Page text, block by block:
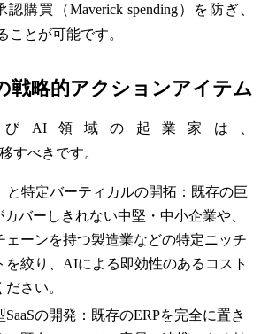
購買（Maverick spending）を防ぎ、
ことが可能です。
戦略的アクションアイテム
びAI領域の起業家は、
すべきです。
と特定バーティカルの開拓：既存の巨
バーしきれない中堅・中小企業や、
ェーンを持つ製造業などの特定ニッチ
を絞り、AIによる即効性のあるコスト
さい。
SaaSの開発：既存のERPを完全に置き